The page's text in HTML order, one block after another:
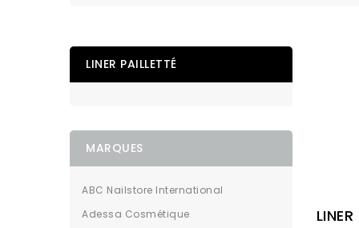
LINER PAILLETTÉ
MARQUES
ABC Nailstore International
Adessa Cosmétique